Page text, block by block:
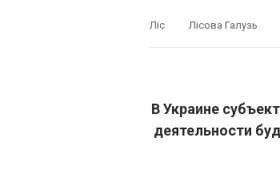
Ліс Лісова Галузь
В Украине
деятельности